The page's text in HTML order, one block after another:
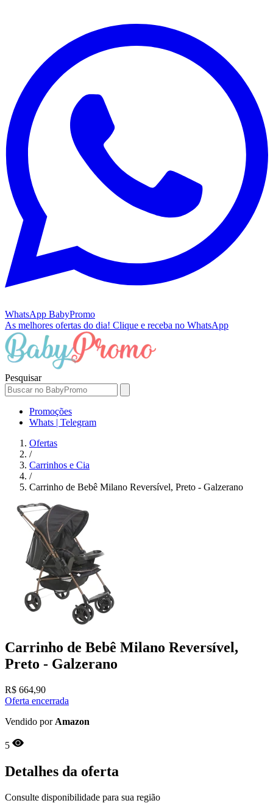
WhatsApp BabyPromo
As melhores ofertas do dia! Clique e receba no WhatsApp
Pesquisar
Promoções
Whats | Telegram
Ofertas
/
Carrinhos e Cia
/
Carrinho de Bebê Milano Reversível, Preto - Galzerano
Carrinho de Bebê Milano Reversível,
Preto - Galzerano
R$ 664,90
Oferta encerrada
Vendido por Amazon
5
Detalhes da oferta
Consulte disponibilidade para sua região